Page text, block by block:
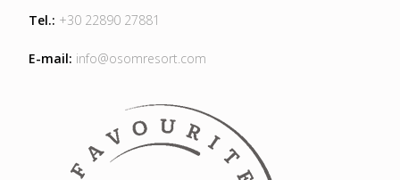
Tel.: +30 22890 27881
E-mail: info@osomresort.com